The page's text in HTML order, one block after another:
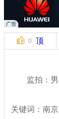
0 顶
监拍：男
关键词：南